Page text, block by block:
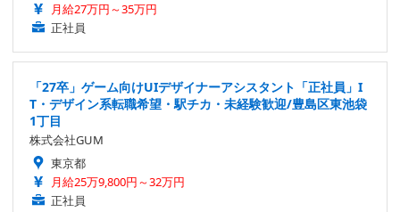
月給27万円～35万円
正社員
「27卒」ゲーム向けUIデザイナーアシスタント「正社員」I
T・デザイン系転職希望・駅チカ・未経験歓迎/豊島区東池袋
1丁目
株式会社GUM
東京都
月給25万9,800円～32万円
正社員